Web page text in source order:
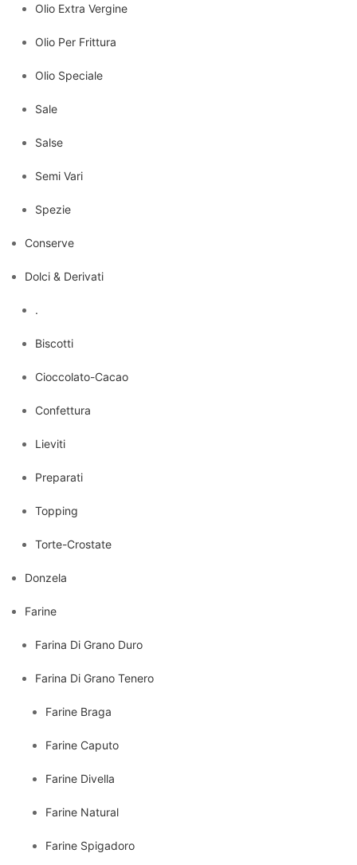
Olio Extra Vergine
Olio Per Frittura
Olio Speciale
Sale
Salse
Semi Vari
Spezie
Conserve
Dolci & Derivati
.
Biscotti
Cioccolato-Cacao
Confettura
Lieviti
Preparati
Topping
Torte-Crostate
Donzela
Farine
Farina Di Grano Duro
Farina Di Grano Tenero
Farine Braga
Farine Caputo
Farine Divella
Farine Natural
Farine Spigadoro